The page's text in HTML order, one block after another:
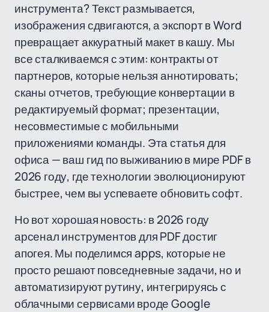
инструмента? Текст размывается,
изображения сдвигаются, а экспорт в Word
превращает аккуратный макет в кашу. Мы
все сталкиваемся с этим: контракты от
партнеров, которые нельзя аннотировать;
сканы отчетов, требующие конвертации в
редактируемый формат; презентации,
несовместимые с мобильными
приложениями команды. Эта статья для
офиса — ваш гид по выживанию в мире PDF в
2026 году, где технологии эволюционируют
быстрее, чем вы успеваете обновить софт.
Но вот хорошая новость: в 2026 году
арсенал инструментов для PDF достиг
апогея. Мы поделимся apps, которые не
просто решают повседневные задачи, но и
автоматизируют рутину, интегрируясь с
облачными сервисами вроде Google